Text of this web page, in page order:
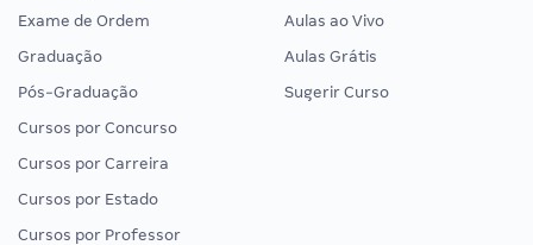
Exame de Ordem
Graduação
Pós-Graduação
Cursos por Concurso
Cursos por Carreira
Cursos por Estado
Cursos por Professor
Aulas ao Vivo
Aulas Grátis
Sugerir Curso